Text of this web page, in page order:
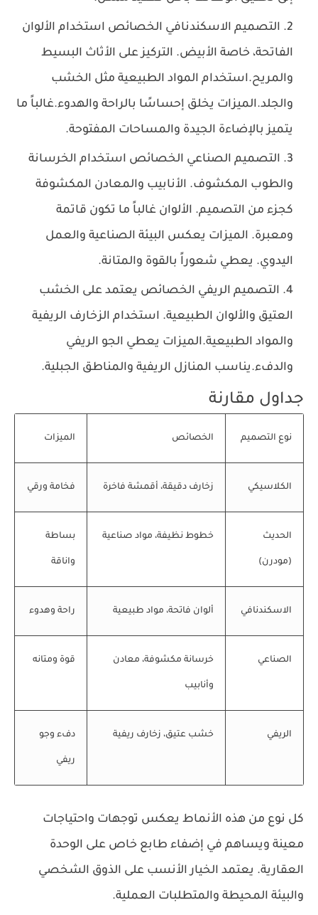
التصميم الاسكندنافي الخصائص استخدام الألوان
الفاتحة، خاصة الأبيض. التركيز على الأثاث البسيط
والمريح.استخدام المواد الطبيعية مثل الخشب
والجلد.الميزات يخلق إحساسًا بالراحة والهدوء.غالباً ما
يتميز بالإضاءة الجيدة والمساحات المفتوحة.
التصميم الصناعي الخصائص استخدام الخرسانة
والطوب المكشوف. الأنابيب والمعادن المكشوفة
كجزء من التصميم. الألوان غالباً ما تكون قاتمة
ومعبرة. الميزات يعكس البيئة الصناعية والعمل
اليدوي. يعطي شعوراً بالقوة والمتانة.
التصميم الريفي الخصائص يعتمد على الخشب
العتيق والألوان الطبيعية. استخدام الزخارف الريفية
والمواد الطبيعية.الميزات يعطي الجو الريفي
والدفء.يناسب المنازل الريفية والمناطق الجبلية.
جداول مقارنة
نوع التصميم الخصائص الميزات
الكلاسيكي زخارف دقيقة، أقمشة فاخرة فخامة ورقي
الحديث
(مودرن)
خطوط نظيفة، مواد صناعية بساطة
واناقة
الاسكندنافي ألوان فاتحة، مواد طبيعية راحة وهدوء
الصناعي خرسانة مكشوفة، معادن
وأنابيب
قوة ومتانه
الريفي خشب عتيق، زخارف ريفية دفء وجو
ريفي
كل نوع من هذه الأنماط يعكس توجهات واحتياجات
معينة ويساهم في إضفاء طابع خاص على الوحدة
العقارية. يعتمد الخيار الأنسب على الذوق الشخصي
والبيئة المحيطة والمتطلبات العملية.